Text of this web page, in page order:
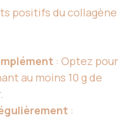
positifs du collagène
: Optez pour
au moins 10 g de
: